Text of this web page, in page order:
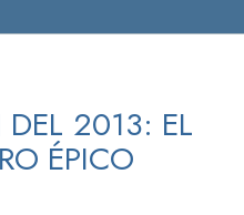
DEL 2013: EL
ÉPICO